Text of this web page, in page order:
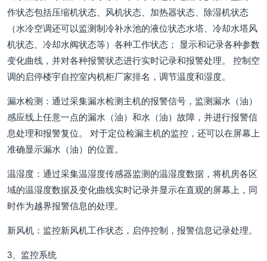
作状态包括压缩机状态、风机状态、加热器状态、除湿机状态
（水冷空调还可以监测制冷补水池的液位状态水塔、冷却水塔风
机状态、冷却水阀状态等）各种工作状态； 显示和记录各种参数
变化曲线，并对各种报警状态进行实时记录和报警处理。 控制空
调的启停楼宇自控室内机柜厂家排名，调节温度和湿度。
漏水检测：通过采集漏水检测主机的报警信号，监测漏水（油）
感应线上任意一点的漏水（油）和水（油）故障，并进行报警信
息处理和报警复位。 对于定位检漏主机的监控，还可以在屏幕上
准确显示漏水（油）的位置。
温湿度：通过采集温湿度传感器监测的温湿度数据，将机房各区
域的温湿度数据及变化曲线实时记录并显示在直观的屏幕上，同
时作为越界报警信息的处理。
新风机：监控新风机工作状态，启停控制，报警信息记录处理。
3、监控系统